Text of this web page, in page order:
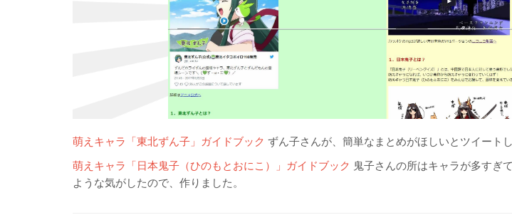
萌えキャラ「東北ずん子」ガイドブック ずん子さんが、簡単なまとめがほしいとツイート
萌えキャラ「日本鬼子（ひのもとおにこ）」ガイドブック 鬼子さんの所はキャラが多すぎ
ような気がしたので、作りました。